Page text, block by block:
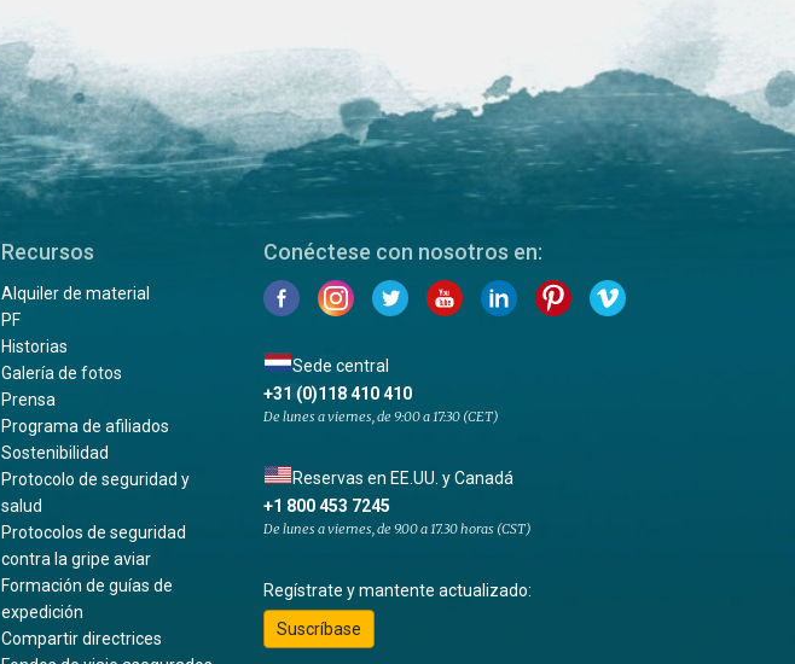
Recursos
Alquiler de material
PF
Historias
Galería de fotos
Prensa
Programa de afiliados
Sostenibilidad
Protocolo de seguridad y
salud
Protocolos de seguridad
contra la gripe aviar
Formación de guías de
expedición
Compartir directrices
Conéctese con nosotros en:
Sede central
+31 (0)118 410 410
De lunes a viernes, de 9:00 a 17:30 (CET)
Reservas en EE.UU. y Canadá
+1 800 453 7245
De lunes a viernes, de 9.00 a 17.30 horas (CST)
Regístrate y mantente actualizado:
Suscríbase